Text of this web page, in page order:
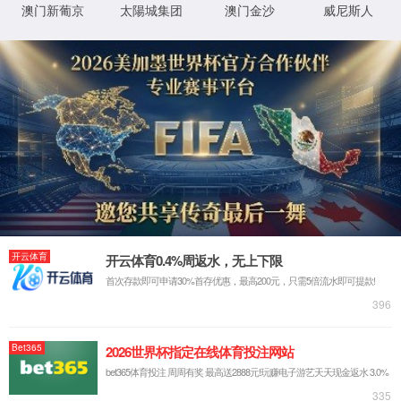
client:50.2.190.218, server: 3554f18, time:13/Jul/
XML 地图